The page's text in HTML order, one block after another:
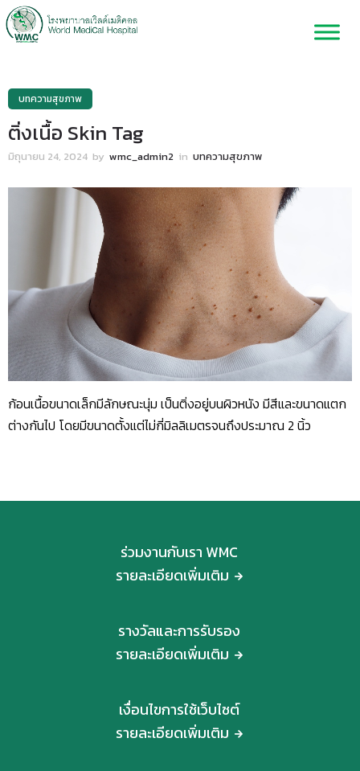
บทความสุขภาพ
ติ่งเนื้อ Skin Tag
มิถุนายน 24, 2024 by wmc_admin2 in บทความสุขภาพ
ก้อนเนื้อขนาดเล็กมีลักษณะนุ่ม เป็นติ่งอยู่บนผิวหนัง มีสีและขนาดแตก
ต่างกันไป โดยมีขนาดตั้งแต่ไม่กี่มิลลิเมตรจนถึงประมาณ 2 นิ้ว
ร่วมงานกับเรา WMC
รายละเอียดเพิ่มเติม
รางวัลและการรับรอง
รายละเอียดเพิ่มเติม
เงื่อนไขการใช้เว็บไซต์
รายละเอียดเพิ่มเติม